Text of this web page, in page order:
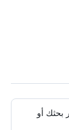
بحثك أو